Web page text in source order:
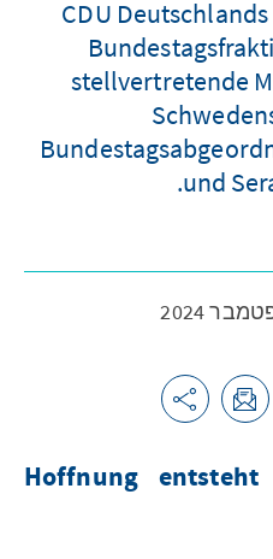
CDU
stellvertretende
und
Hoffnung